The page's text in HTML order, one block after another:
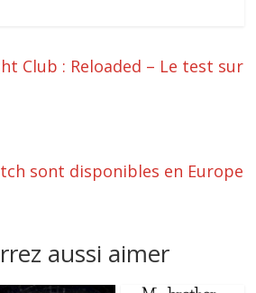
Club : Reloaded – Le test sur
sont disponibles en Europe
aussi aimer